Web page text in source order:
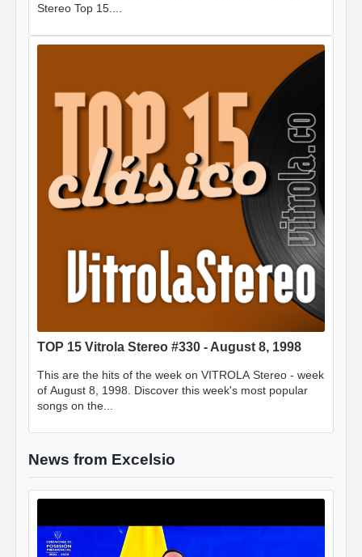
Stereo Top 15....
TOP 15 Vitrola Stereo #330 - August 8, 1998
This are the hits of the week on VITROLA Stereo - week
of August 8, 1998. Discover this week's most popular
songs on the...
News from Excelsio